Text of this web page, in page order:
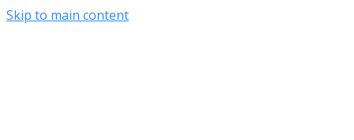
Skip to main content